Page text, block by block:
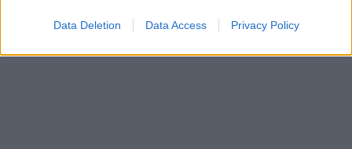
Data Deletion Data Access Privacy Policy